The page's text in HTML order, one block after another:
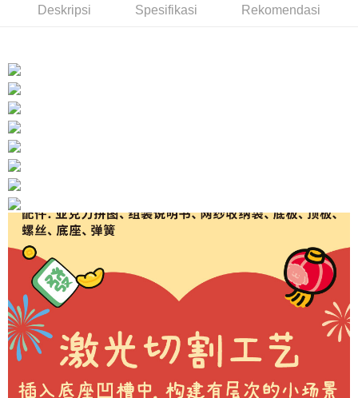
Kedai pickup
Deskripsi Spesifikasi Rekomendasi